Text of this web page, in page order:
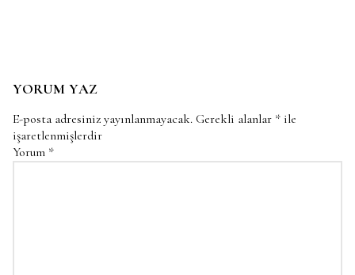
YORUM YAZ
E-posta adresiniz yayınlanmayacak. Gerekli alanlar * ile
işaretlenmişlerdir
Yorum *